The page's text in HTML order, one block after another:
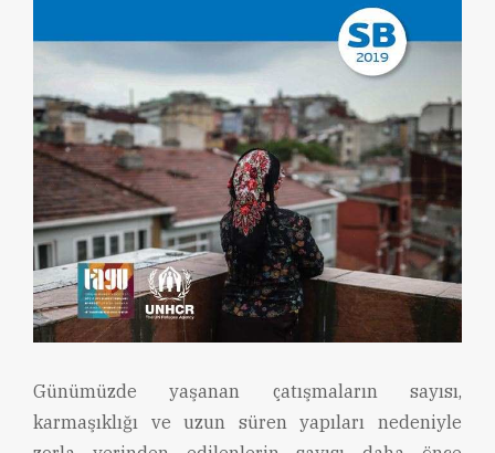
Günümüzde yaşanan çatışmaların sayısı,
karmaşıklığı ve uzun süren yapıları nedeniyle